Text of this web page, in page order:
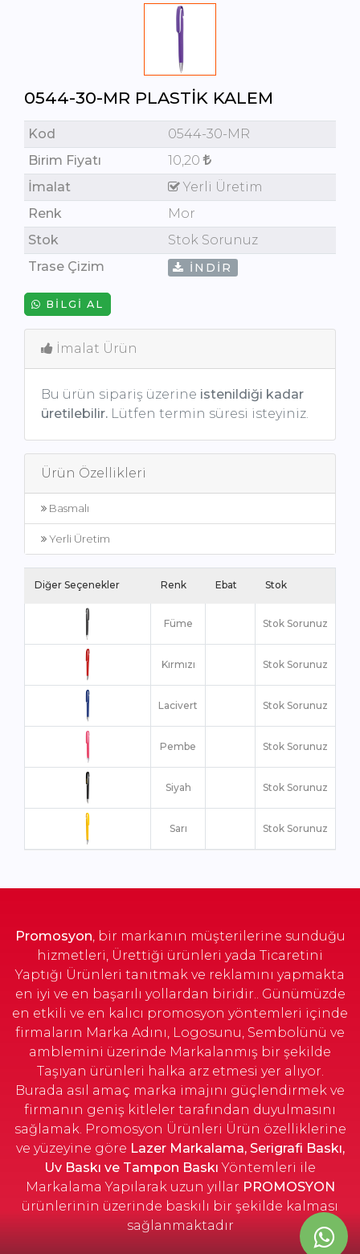
0544-30-MR PLASTIK KALEM
Kod
0544-30-MR
Birim Fiyatı
10,20
İmalat
Yerli Üretim
Renk
Mor
Stok
Stok Sorunuz
Trase Çizim
İNDIR
BILGI AL
İmalat Ürün
Bu ürün sipariş üzerine istenildiği kadar
üretilebilir. Lütfen termin süresi isteyiniz.
Ürün Özellikleri
Basmalı
Yerli Üretim
Diğer Seçenekler Renk Ebat Stok
Füme Stok Sorunuz
Kırmızı Stok Sorunuz
Lacivert Stok Sorunuz
Pembe Stok Sorunuz
Siyah Stok Sorunuz
Sarı Stok Sorunuz
Yeşil Stok Sorunuz
Promosyon, bir markanın müşterilerine sunduğu
hizmetleri, Ürettiği ürünleri yada Ticaretini
Yaptığı Ürünleri tanıtmak ve reklamını yapmakta
en iyi ve en başarılı yollardan biridir.. Günümüzde
en etkili ve en kalıcı promosyon yöntemleri içinde
firmaların Marka Adını, Logosunu, Sembolünü ve
amblemini üzerinde Markalanmış bir şekilde
Taşıyan ürünleri halka arz etmesi yer alıyor.
Burada asıl amaç marka imajını güçlendirmek ve
firmanın geniş kitleler tarafından duyulmasını
sağlamak. Promosyon Ürünleri Ürün özelliklerine
ve yüzeyine göre Lazer Markalama, Serigrafi Baskı,
Uv Baskı ve Tampon Baskı Yöntemleri ile
Markalama Yapılarak uzun yıllar PROMOSYON
ürünlerinin üzerinde baskılı bir şekilde kalması
sağlanmaktadır